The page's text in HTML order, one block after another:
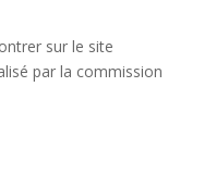
sur le site
par la commission